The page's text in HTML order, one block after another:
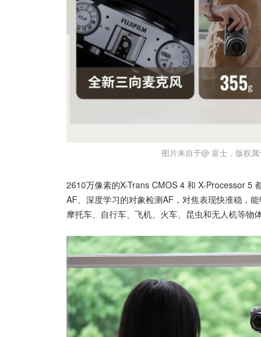
图片来自于@ 富士，版权
2610万像素的X-Trans CMOS 4 和 X-Processor 5
AF、深度学习的对象检测AF，对焦表现快准稳，能
摩托车、自行车、飞机、火车、昆虫和无人机等物体